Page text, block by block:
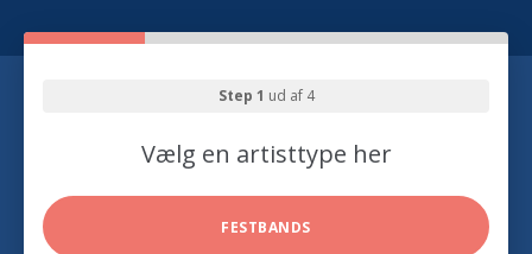
Step 1 ud af 4
Vælg en artisttype her
FESTBANDS